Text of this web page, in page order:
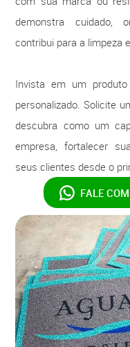
demonstra cuidado,
contribui para a limpeza
Invista em um
personalizado. Solicite
descubra como um
empresa, fortalecer
seus clientes desde o
FALE